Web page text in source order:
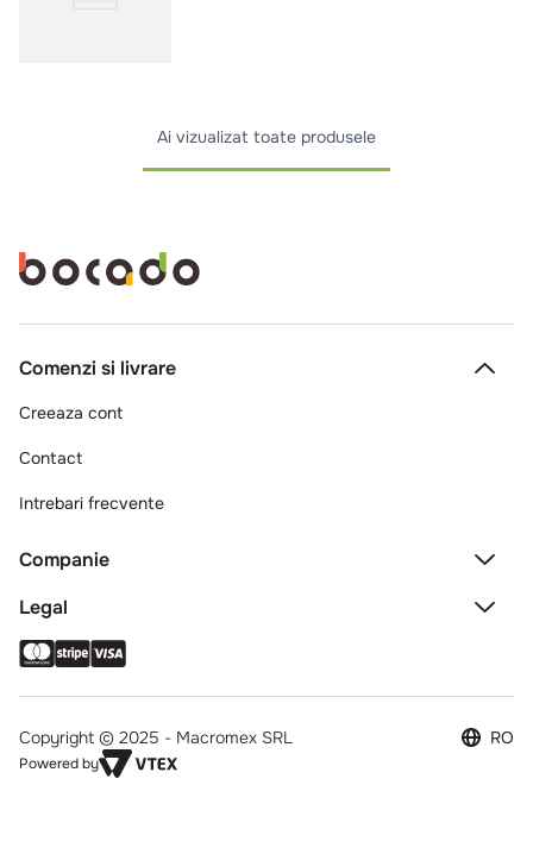
Ai vizualizat toate produsele
Comenzi si livrare
Creeaza cont
Contact
Intrebari frecvente
Companie
Legal
Copyright © 2025 - Macromex SRL
Powered by
RO